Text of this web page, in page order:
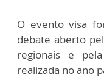
O evento visa
debate aberto
regionais e
realizada no ano